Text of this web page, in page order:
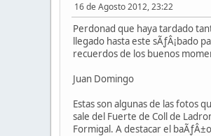
16 de Agosto 2012, 23:22
Perdonad que haya tardado
llegado hasta este sÃƒÂ¡bado
recuerdos de los buenos
Juan Domingo
Estas son algunas de las fotos
sale del Fuerte de Coll de
Formigal. A destacar el